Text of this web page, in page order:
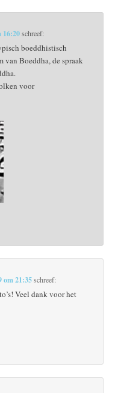
16:20schreef:
boeddhistisch
van Boeddha, de spraak
voor
om 21:35schreef:
Veel dank voor het